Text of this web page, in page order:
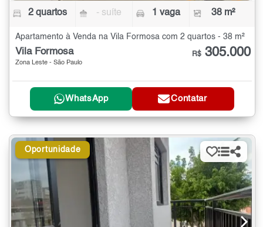
2 quartos - suíte 1 vaga 38 m²
Apartamento à Venda na Vila Formosa com 2 quartos - 38 m²
Vila Formosa
Zona Leste - São Paulo
R$ 305.000
WhatsApp Contatar
Oportunidade